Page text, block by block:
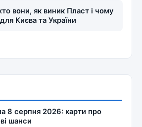
вони, як виник Пласт і чому
Києва та України
8 серпня 2026: карти про
шанси